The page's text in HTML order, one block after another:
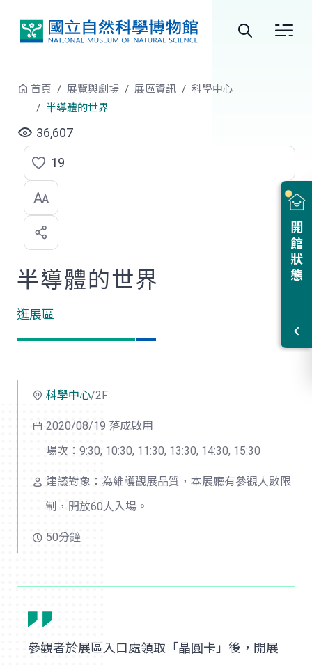
開館狀態
首頁 展覽與劇場 展區資訊
科學中心
半導體的世界
36,607
點
選
喜
歡
19
半導體的世界
逛展區
科學中心/2F
2020/08/19 落成啟用
場次：9:30, 10:30, 11:30, 13:30, 14:30, 15:30
建議對象：為維護觀展品質，本展廳有參觀人數限
制，開放60人入場。
50分鐘
參觀者於展區入口處領取「晶圓卡」後，開展